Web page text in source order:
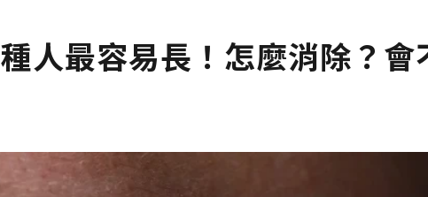
人最容易長！怎麼消除？會